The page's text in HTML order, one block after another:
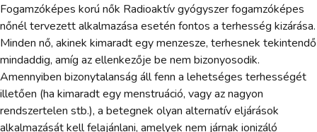
Fogamzóképes korú nők Radioaktív gyógyszer fogamzóképes
nőnél tervezett alkalmazása esetén fontos a terhesség kizárása.
Minden nő, akinek kimaradt egy menzesze, terhesnek tekintendő
mindaddig, amíg az ellenkezője be nem bizonyosodik.
Amennyiben bizonytalanság áll fenn a lehetséges terhességét
illetően (ha kimaradt egy menstruáció, vagy az nagyon
rendszertelen stb.), a betegnek olyan alternatív eljárások
alkalmazását kell felajánlani, amelyek nem járnak ionizáló